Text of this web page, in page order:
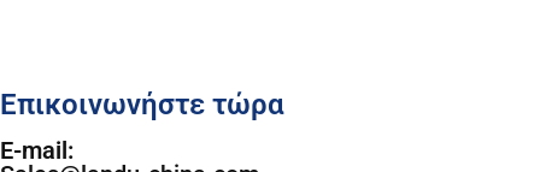
Επικοινωνήστε τώρα
E-mail: